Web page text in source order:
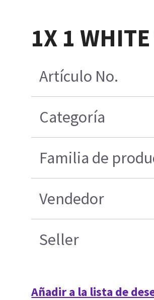
1X 1
Artículo No.
Categoría
Familia de
Vendedor
Seller
Añadir a la lista de